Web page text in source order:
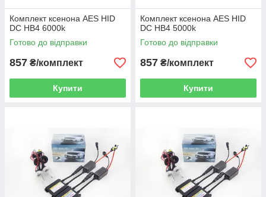
Комплект ксенона AES HID
DC HВ4 6000k
Готово до відправки
857 ₴/комплект
Купити
Комплект ксенона AES HID
DC HВ4 5000k
Готово до відправки
857 ₴/комплект
Купити